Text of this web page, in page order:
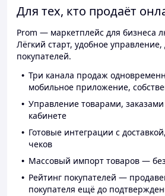
Для тех, кто продаёт
Prom — маркетплейс для бизнеса
Лёгкий старт, удобное
покупателей.
Три канала продаж
мобильное приложение,
Управление товарами,
кабинете
Готовые интеграции с
чеков
Массовый импорт товаров —
Рейтинг покупателей —
покупателя ещё до